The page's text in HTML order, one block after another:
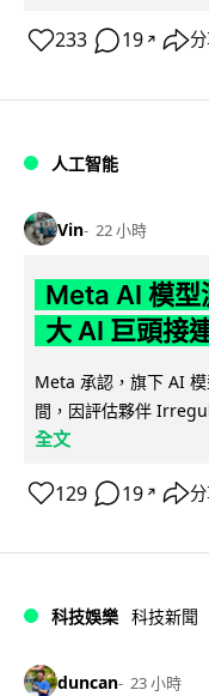
233 19 ↗
人工智能
Vin 22 小時
Meta AI 模型
大 AI 巨頭接
Meta 承認，旗下 AI
間，因評估夥伴
全文
129 19 ↗
科技娛樂 科技新聞
duncan 23 小時